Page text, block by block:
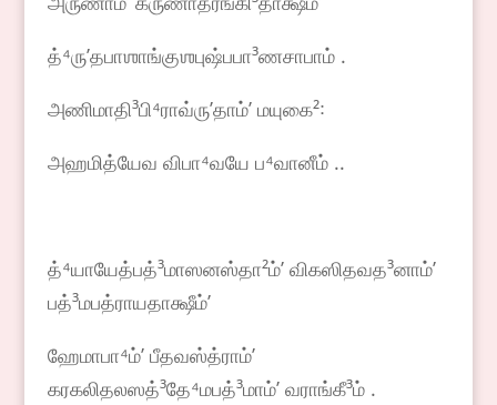
த்⁴ருʼதபாஶாங்குஶபுஷ்பபா³ணசாபாம் .
அணிமாதி³பி⁴ராவ்ருʼதாம்ʼ மயுகை²꞉
அஹமித்யேவ விபா⁴வயே ப⁴வானீம் ..
த்⁴யாயேத்பத்³மாஸனஸ்தா²ம்ʼ விகஸிதவத³னாம்ʼ
பத்³மபத்ராயதாக்ஷீம்ʼ
ஹேமாபா⁴ம்ʼ பீதவஸ்த்ராம்ʼ
கரகலிதலஸத்³தே⁴மபத்³மாம்ʼ வராங்கீ³ம் .